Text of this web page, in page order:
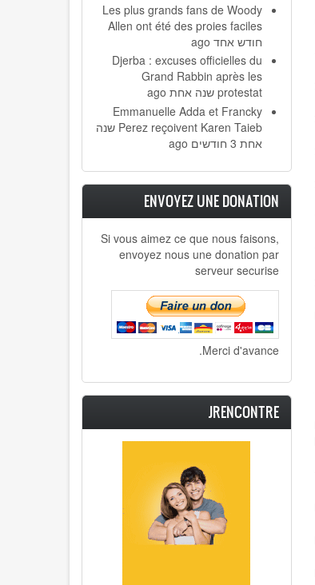
Les plus grands fans de Woody
Allen ont été des proies faciles
חודש אחד ago
Djerba : excuses officielles du
Grand Rabbin après les
protestat שנה אחת ago
Emmanuelle Adda et Francky
Perez reçoivent Karen Taieb שנה
אחת 3 חודשים ago
ENVOYEZ UNE DONATION
Si vous aimez ce que nous faisons,
envoyez nous une donation par
serveur securise
Merci d'avance.
JRENCONTRE